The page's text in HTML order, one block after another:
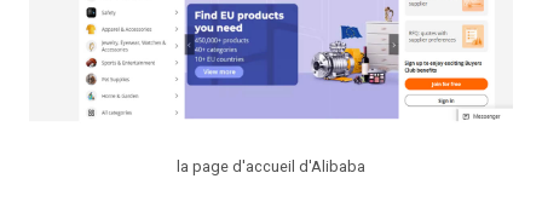
la page d'accueil d'Alibaba